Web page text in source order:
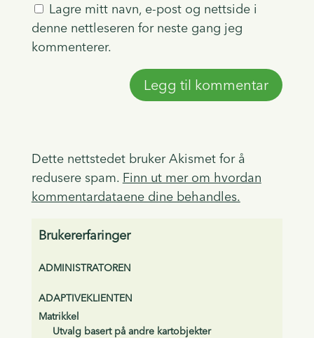
Lagre mitt navn, e-post og nettside i
denne nettleseren for neste gang jeg
kommenterer.
Dette nettstedet bruker Akismet for å
redusere spam. Finn ut mer om hvordan
kommentardataene dine behandles.
Brukererfaringer
ADMINISTRATOREN
ADAPTIVEKLIENTEN
Matrikkel
Utvalg basert på andre kartobjekter